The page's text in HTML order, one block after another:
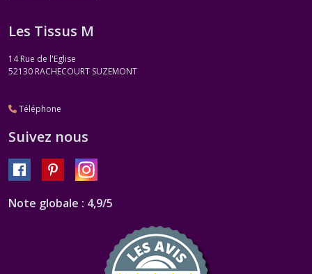
Les Tissus M
14 Rue de l'Eglise
52130 RACHECOURT SUZEMONT
Téléphone
Suivez nous
Note globale : 4,9/5